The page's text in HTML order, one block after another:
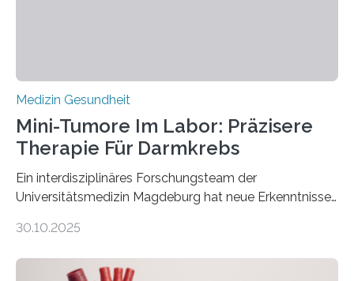
Medizin Gesundheit
Mini-Tumore Im Labor: Präzisere
Therapie Für Darmkrebs
Ein interdisziplinäres Forschungsteam der
Universitätsmedizin Magdeburg hat neue Erkenntnisse
behandelt werden kann. In ihrer aktuellen Studie,
Oncology, zeigen die Forschenden, dass Mini-Tumore
30.10.2025